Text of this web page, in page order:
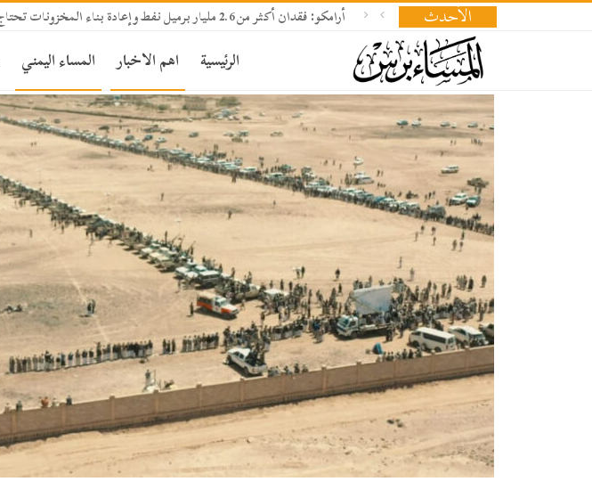
الأحدث أرامكو: فقدان أكثر من 2.6 مليار برميل نفط وإعادة بناء المخزونات تحتاج 18 شهرا
الرئيسية اهم الاخبار المساء اليمني